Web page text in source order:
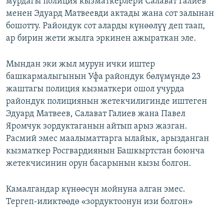
менен Эдуард Матвеевди актады жана сот залынан
бошотту. Райондук сот аларды күнөөлүү деп таап,
ар бирин жети жылга эркинен ажыраткан эле.
Мындан эки жыл мурун ички иштер
башкармалыгынын Уфа райондук бөлүмүндө 23
жаштагы полиция кызматкери ошол учурда
райондук полициянын жетекчилигинде иштеген
Эдуард Матвеев, Салават Галиев жана Павел
Яромчук зордуктаганын айтып арыз жазган.
Расмий эмес маалыматтарга ылайык, арызданган
кызматкер Росгвардиянын Башкыртстан боюнча
жетекчисинин орун басарынын кызы болгон.
Камалгандар күнөөсүн мойнуна алган эмес.
Тергеп-иликтөөдө «зордуктоонун изи болгон»